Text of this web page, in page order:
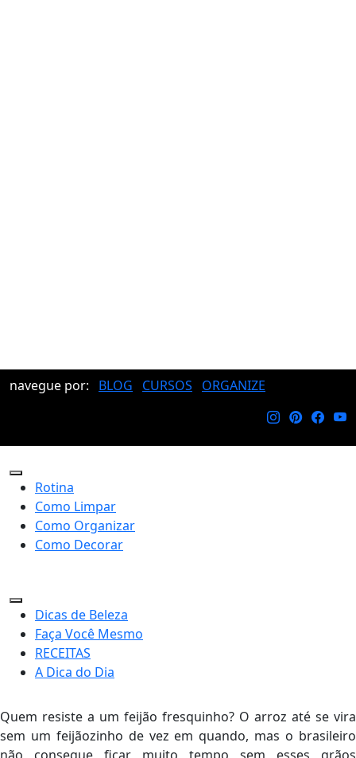
navegue por: BLOG CURSOS ORGANIZE
Rotina
Como Limpar
Como Organizar
Como Decorar
Dicas de Beleza
Faça Você Mesmo
RECEITAS
A Dica do Dia
Quem resiste a um feijão fresquinho? O arroz até se vira
sem um feijãozinho de vez em quando, mas o brasileiro